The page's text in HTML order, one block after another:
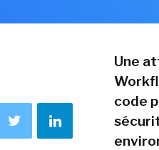
Une
code